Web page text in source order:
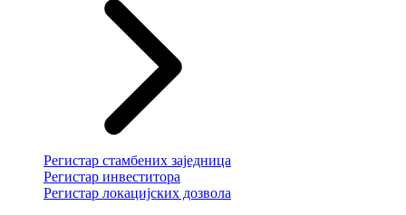
Регистар стамбених заједница
Регистар инвеститора
Регистар локацијских дозвола